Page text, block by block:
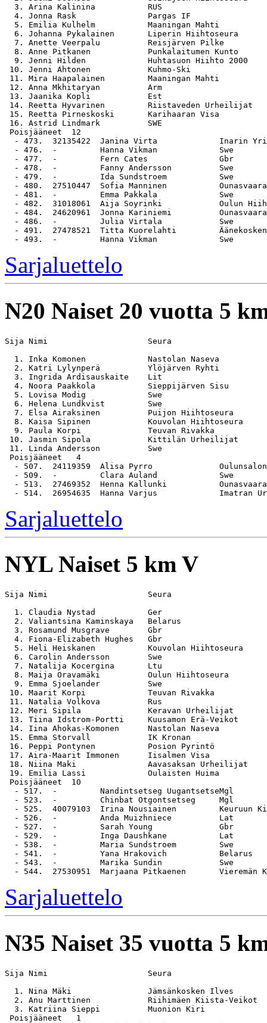
3. Arina Kalinina           RUS
4. Jonna Rask               Pargas IF
5. Emilia Kulhelm           Maaningan Mahti
6. Johanna Pykalainen       Liperin Hiihtoseura
7. Anette Veerpalu          Reisjärven Pilke
8. Anne Pitkanen            Punkalaitumen Kunto
9. Jenni Hilden             Huhtasuon Hiihto 2000
10. Jenni Ahtonen            Kuhmo-Ski
11. Mira Haapalainen         Maaningan Mahti
12. Anna Mkhitaryan          Arm
13. Jaanika Kopli            Est
14. Reetta Hyvarinen         Riistaveden Urheilijat
15. Reetta Pirneskoski       Karihaaran Visa
16. Astrid Lindmark          SWE
Poisjääneet  12
- 473.  32135422  Janina Virta             Inarin
  - 476.  -         Hanna Vikman             Swe
  - 477.  -         Fern Cates               Gbr
  - 478.  -         Fanny Andersson          Swe
  - 479.  -         Ida Sundstroem           Swe
- 480.  27510447  Sofia Manninen
  - 481.  -         Emma Pakkala             Swe
- 482.  31018061  Aija Soyrinki            Oulun
- 484.  24620961  Jonna Kariniemi
  - 486.  -         Julia Virtala            Swe
- 491.  27478521  Titta Kuorelahti
Sarjaluettelo
N20 Naiset 20 vuotta 5
Sija Nimi                     Seura
1. Inka Komonen             Nastolan Naseva
2. Katri Lylynperä          Ylöjärven Ryhti
3. Ingrida Ardisauskaite    Lit
4. Noora Paakkola           Sieppijärven Sisu
5. Lovisa Modig             Swe
6. Helena Lundkvist         Swe
7. Elsa Airaksinen          Puijon Hiihtoseura
8. Kaisa Sipinen            Kouvolan Hiihtoseura
9. Paula Korpi              Teuvan Rivakka
10. Jasmin Sipola            Kittilän Urheilijat
11. Linda Andersson          Swe
Poisjääneet   4
- 507.  24119359  Alisa Pyrro
  - 509.  -         Clara Auland             Swe
- 513.  27469352  Henna Kallunki
Sarjaluettelo
NYLNaiset 5 km V
Sija Nimi                     Seura
1. Claudia Nystad           Ger
2. Valiantsina Kaminskaya   Belarus
3. Rosamund Musgrave        Gbr
4. Fiona-Elizabeth Hughes   Gbr
5. Heli Heiskanen           Kouvolan Hiihtoseura
6. Carolin Andersson        Swe
7. Natalija Kocergina       Ltu
8. Maija Oravamäki          Oulun Hiihtoseura
9. Emma Sjoelander          Swe
10. Maarit Korpi             Teuvan Rivakka
11. Natalia Volkova          Rus
12. Meri Sipila              Keravan Urheilijat
13. Tiina Idstrom-Portti     Kuusamon Erä-Veikot
14. Iina Ahokas-Komonen      Nastolan Naseva
15. Emma Storvall            IK Kronan
16. Peppi Pontynen           Posion Pyrintö
17. Aira-Maarit Immonen      Iisalmen Visa
18. Niina Maki               Aavasaksan Urheilijat
19. Emilia Lassi             Oulaisten Huima
Poisjääneet  10
  - 517.  -         Nandintsetseg UugantsetseMgl
  - 523.  -         Chinbat Otgontsetseg     Mgl
- 525.  40079103  Irina Nousiainen         Keuruun
  - 526.  -         Anda Muizhniece          Lat
  - 527.  -         Sarah Young              Gbr
  - 529.  -         Inga Daushkane           Lat
  - 538.  -         Maria Sundstroem         Swe
  - 541.  -         Yana Hrakovich           Belarus
  - 543.  -         Marika Sundin            Swe
Sarjaluettelo
N35 Naiset 35 vuotta 5
Sija Nimi                     Seura
1. Nina Mäki                Jämsänkosken Ilves
2. Anu Marttinen            Riihimäen Kiista-Veikot
3. Katriina Sieppi          Muonion Kiri
Poisjääneet   1